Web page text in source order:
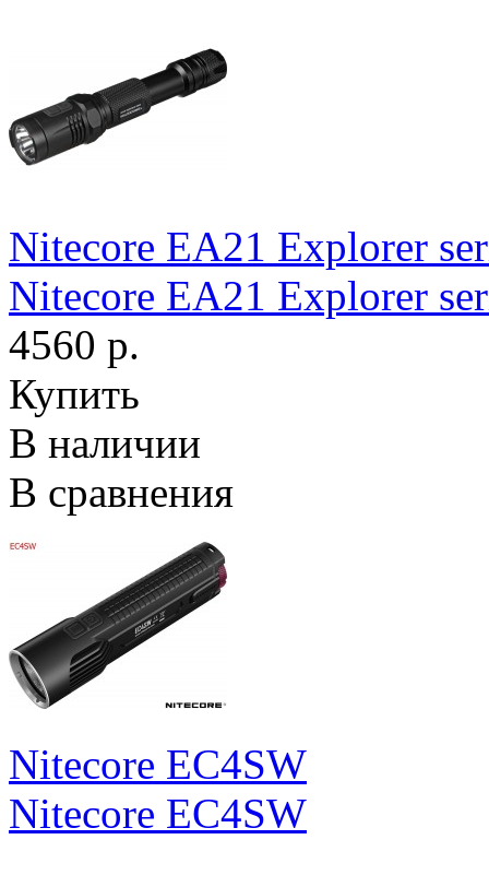
Nitecore EA21 Explorer
Nitecore EA21 Explorer
4560 р.
Купить
В наличии
В сравнения
Nitecore EC4SW
Nitecore EC4SW